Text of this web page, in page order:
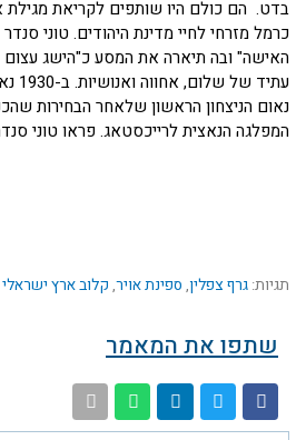
בדט. הם כולם היו שותפים לקריאת מגילת
כרמל מזרחי לחיי מדינת היהודים. טוני
האישה" ובה תיארה את המסע כ"הישג
המפלגה הנאצית לרייכסטאג. פראו טוני
תגיות: גרף צפלין, ספינת אויר, קלוב ארץ
שתפו את המאמר